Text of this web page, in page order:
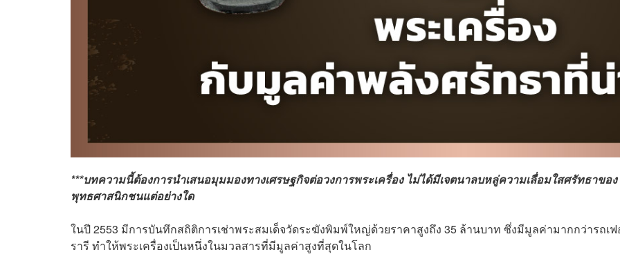
***บทความนี้ต้องการนำเสนอมุมมองทางเศรษฐกิจต่อวงการพระเครื่อง ไม่ได้มีเจตนาลบหลู่ความเลื่อมใสศรัทธาของ
พุทธศาสนิกชนแต่อย่างใด
ในปี 2553 มีการบันทึกสถิติการเช่าพระสมเด็จวัดระฆังพิมพ์ใหญ่ด้วยราคาสูงถึง 35 ล้านบาท ซึ่งมีมูลค่ามากกว่ารถเฟ
รารี ทำให้พระเครื่องเป็นหนึ่งในมวลสารที่มีมูลค่าสูงที่สุดในโลก